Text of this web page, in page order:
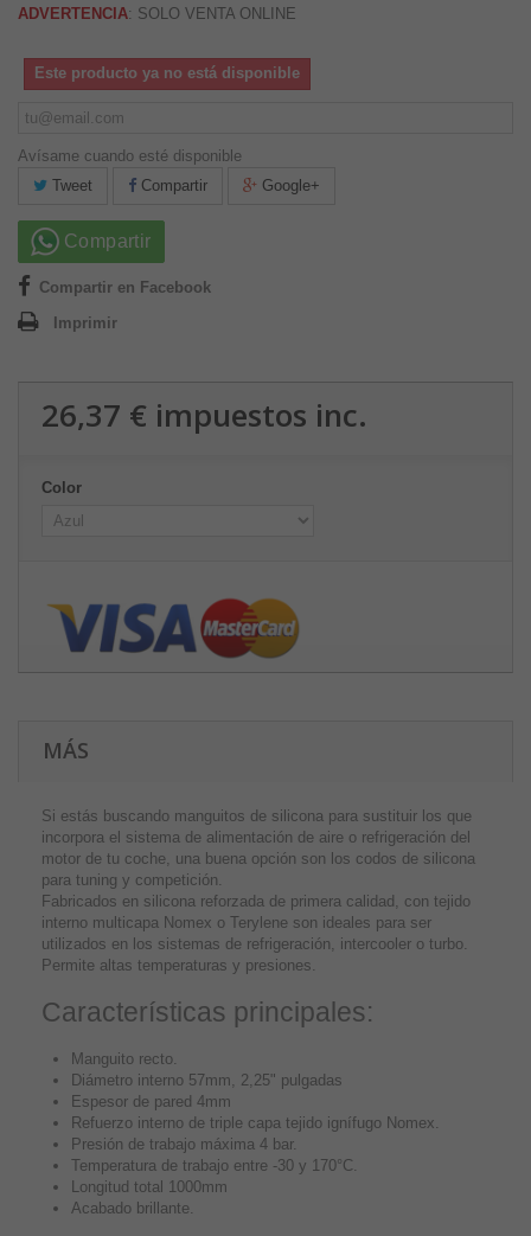
ADVERTENCIA: SOLO VENTA ONLINE
Este producto ya no está disponible
Avísame cuando esté disponible
Tweet
Compartir Google+
Compartir
Compartir en Facebook
Imprimir
26,37 € impuestos inc.
Color
MÁS
Si estás buscando manguitos de silicona para sustituir los que
incorpora el sistema de alimentación de aire o refrigeración del
motor de tu coche, una buena opción son los codos de silicona
para tuning y competición.
Fabricados en silicona reforzada de primera calidad, con tejido
interno multicapa Nomex o Terylene son ideales para ser
utilizados en los sistemas de refrigeración, intercooler o turbo.
Permite altas temperaturas y presiones.
Características principales:
Manguito recto.
Diámetro interno 57mm, 2,25" pulgadas
Espesor de pared 4mm
Refuerzo interno de triple capa tejido ignífugo Nomex.
Presión de trabajo máxima 4 bar.
Temperatura de trabajo entre -30 y 170°C.
Longitud total 1000mm
Acabado brillante.